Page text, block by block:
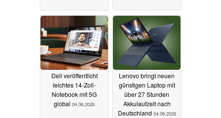
Dell veröffentlicht
leichtes 14-Zoll-
Notebook mit 5G
global 04.06.2026
Lenovo bringt neuen
günstigen Laptop mit
über 27 Stunden
Akkulaufzeit nach
Deutschland 04.06.2026